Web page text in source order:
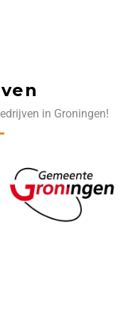
in Groningen!